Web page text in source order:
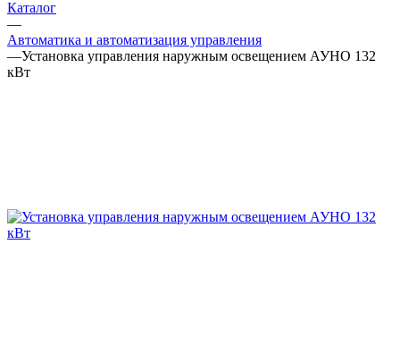
Каталог
—
Автоматика и автоматизация управления
—Установка управления наружным освещением АУНО 132
кВт